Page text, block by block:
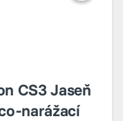
CS3 Jaseň
narážací